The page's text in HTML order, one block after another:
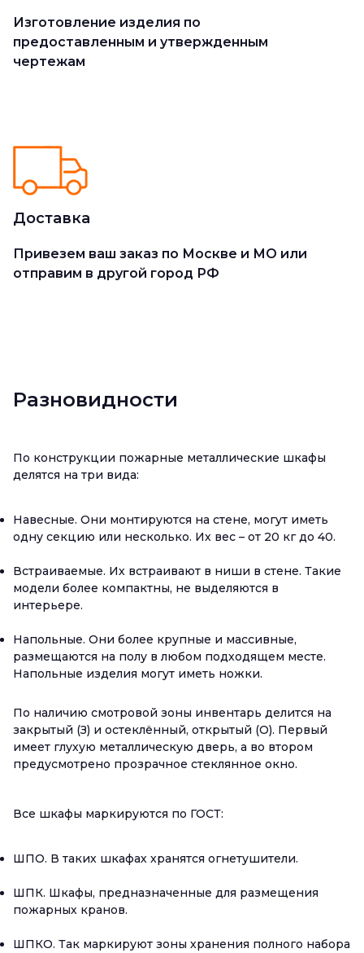
Изготовление изделия по
предоставленным и утвержденным
чертежам
Доставка
Привезем ваш заказ по Москве и МО или
отправим в другой город РФ
Разновидности
По конструкции пожарные металлические шкафы
делятся на три вида:
Навесные. Они монтируются на стене, могут иметь
одну секцию или несколько. Их вес – от 20 кг до 40.
Встраиваемые. Их встраивают в ниши в стене. Такие
модели более компактны, не выделяются в
интерьере.
Напольные. Они более крупные и массивные,
размещаются на полу в любом подходящем месте.
Напольные изделия могут иметь ножки.
По наличию смотровой зоны инвентарь делится на
закрытый (З) и остеклённый, открытый (О). Первый
имеет глухую металлическую дверь, а во втором
предусмотрено прозрачное стеклянное окно.
Все шкафы маркируются по ГОСТ:
ШПО. В таких шкафах хранятся огнетушители.
ШПК. Шкафы, предназначенные для размещения
пожарных кранов.
ШПКО. Так маркируют зоны хранения полного набора